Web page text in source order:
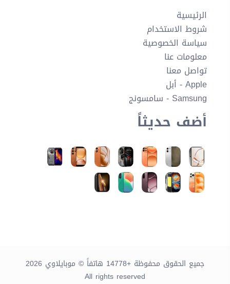
الرئيسية
شروط الاستخدام
سياسة الخصوصية
معلومات عنا
تواصل معنا
Apple - أبل
Samsung - سامسونج
أضف حديثاً
جميع الحقوق محفوظة +14778 هاتفاً © موبايلاوي 2026
All rights reserved